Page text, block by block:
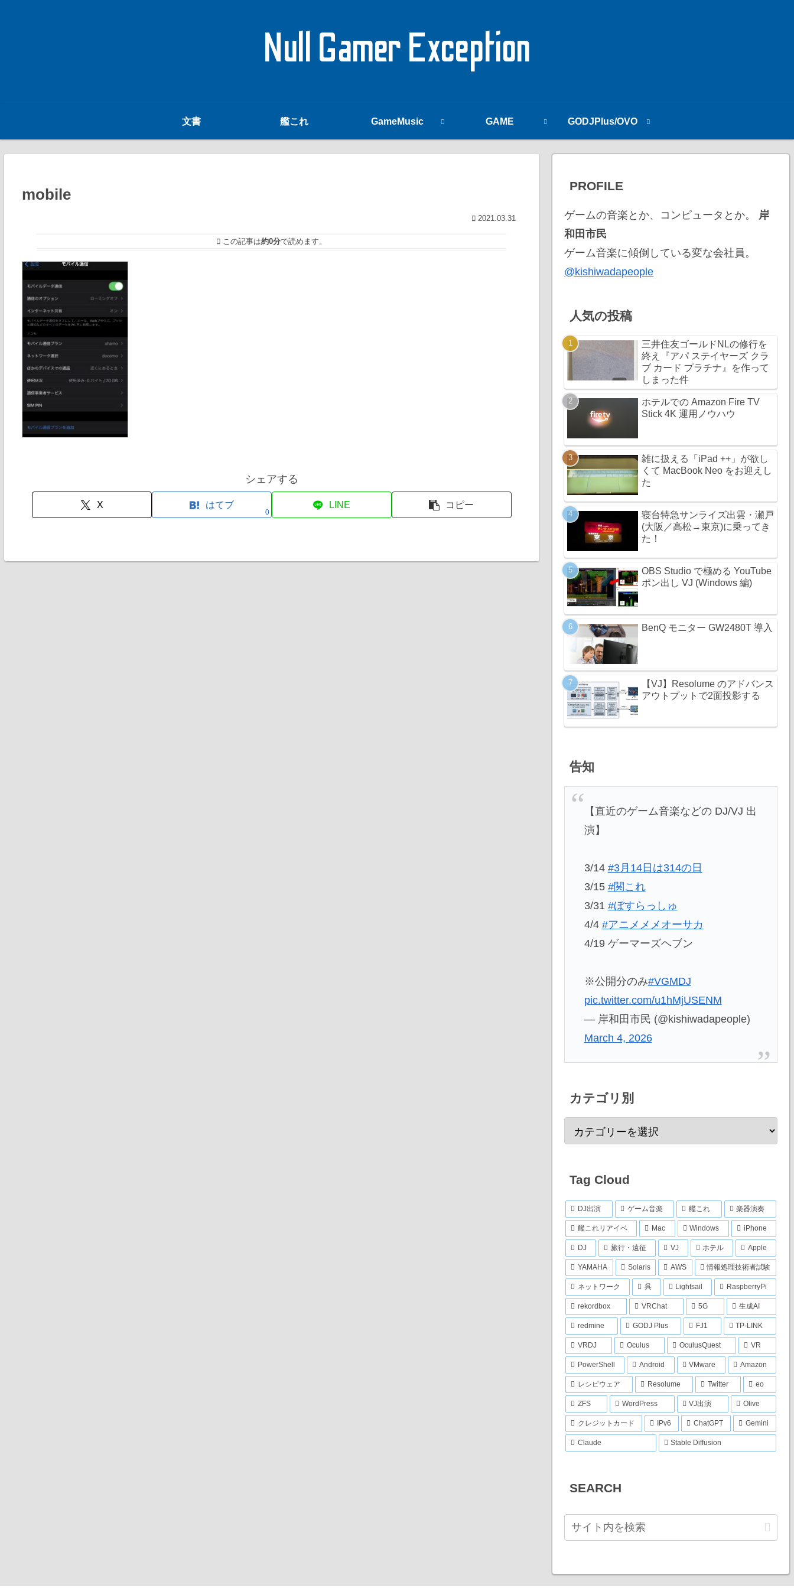
Null Gamer Exception
文書 艦これ GameMusic GAME GODJPlus/OVO
mobile
2021.03.31
この記事は約0分で読めます。
シェアする
X はてブ
0
LINE コピー
PROFILE
ゲームの音楽とか、コンピュータとか。 岸
和田市民
ゲーム音楽に傾倒している変な会社員。
@kishiwadapeople
人気の投稿
三井住友ゴールドNLの修行を
終え『アパ ステイヤーズ クラ
ブ カード プラチナ』を作って
しまった件
ホテルでの Amazon Fire TV
Stick 4K 運用ノウハウ
雑に扱える「iPad ++」が欲し
くて MacBook Neo をお迎えし
た
寝台特急サンライズ出雲・瀬戸
(大阪／高松→東京)に乗ってき
た！
OBS Studio で極める YouTube
ポン出し VJ (Windows 編)
BenQ モニター GW2480T 導入
【VJ】Resolume のアドバンス
アウトプットで2面投影する
告知
【直近のゲーム音楽などの DJ/VJ 出
演】
3/14 #3月14日は314の日
3/15 #関これ
3/31 #ぼすらっしゅ
4/4 #アニメメメオーサカ
4/19 ゲーマーズヘブン
※公開分のみ#VGMDJ
pic.twitter.com/u1hMjUSENM
— 岸和田市民 (@kishiwadapeople)
March 4, 2026
カテゴリ別
Tag Cloud
DJ出演 ゲーム音楽 艦これ 楽器演奏
艦これリアイベ Mac Windows iPhone
DJ 旅行・遠征 VJ ホテル Apple
YAMAHA Solaris AWS 情報処理技術者試験
ネットワーク 呉 Lightsail RaspberryPi
rekordbox VRChat 5G 生成AI
redmine GODJ Plus FJ1 TP-LINK
VRDJ Oculus OculusQuest VR
PowerShell Android VMware Amazon
レシピウェア Resolume Twitter eo
ZFS WordPress VJ出演 Olive
クレジットカード IPv6 ChatGPT Gemini
Claude Stable Diffusion
SEARCH